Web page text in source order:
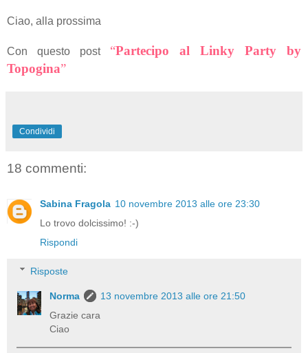
Ciao, alla prossima
Con questo post “Partecipo al Linky Party by
Topogina”
Condividi
18 commenti:
Sabina Fragola 10 novembre 2013 alle ore 23:30
Lo trovo dolcissimo! :-)
Rispondi
Risposte
Norma
13 novembre 2013 alle ore 21:50
Grazie cara
Ciao